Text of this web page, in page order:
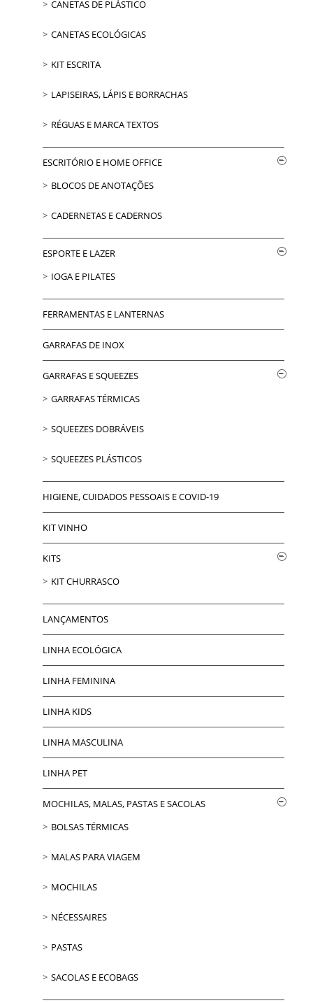
CANETAS DE PLÁSTICO
CANETAS ECOLÓGICAS
KIT ESCRITA
LAPISEIRAS, LÁPIS E BORRACHAS
RÉGUAS E MARCA TEXTOS
ESCRITÓRIO E HOME OFFICE
BLOCOS DE ANOTAÇÕES
CADERNETAS E CADERNOS
ESPORTE E LAZER
IOGA E PILATES
FERRAMENTAS E LANTERNAS
GARRAFAS DE INOX
GARRAFAS E SQUEEZES
GARRAFAS TÉRMICAS
SQUEEZES DOBRÁVEIS
SQUEEZES PLÁSTICOS
HIGIENE, CUIDADOS PESSOAIS E COVID-19
KIT VINHO
KITS
KIT CHURRASCO
LANÇAMENTOS
LINHA ECOLÓGICA
LINHA FEMININA
LINHA KIDS
LINHA MASCULINA
LINHA PET
MOCHILAS, MALAS, PASTAS E SACOLAS
BOLSAS TÉRMICAS
MALAS PARA VIAGEM
MOCHILAS
NÉCESSAIRES
PASTAS
SACOLAS E ECOBAGS